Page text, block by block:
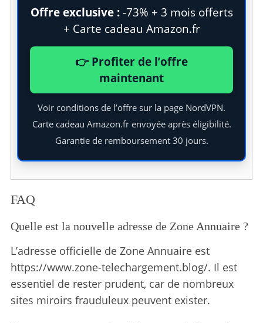
Offre exclusive :-73% + 3 mois offerts
+ Carte cadeau Amazon.fr
👉 Profiter de l’offre
maintenant
Voir conditions de l’offre sur la page NordVPN.
Carte cadeau Amazon.fr envoyée après éligibilité.
Garantie de remboursement 30 jours.
FAQ
Quelle est la nouvelle adresse de Zone Annuaire ?
L’adresse officielle de Zone Annuaire est
https://www.zone-telechargement.blog/. Il est
essentiel de rester prudent, car de nombreux
sites miroirs frauduleux peuvent exister.
e
c
f
r
: